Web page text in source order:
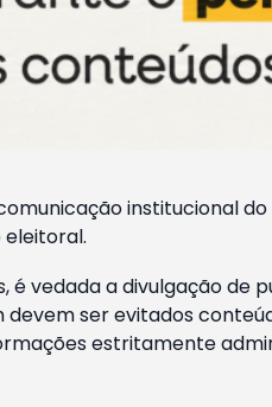
institucional
é vedada a divulgação
ser evitados
estritamente